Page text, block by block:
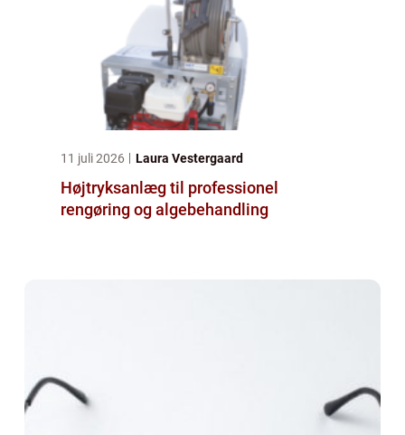
11 juli 2026 Laura Vestergaard
Højtryksanlæg til professionel
rengøring og algebehandling